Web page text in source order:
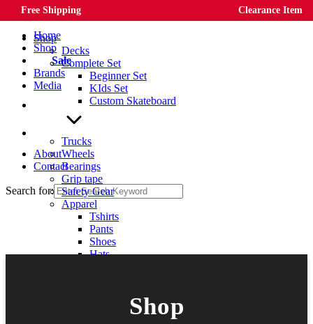
Skip to content
Free Shipping Clearance Item
Shop
Decks
Complete Set
Beginner Set
KIds Set
Custom Skateboard
Trucks
Wheels
Bearings
Grip tape
Safety Gear
Apparel
Tshirts
Pants
Shoes
Hats
Hardware & Tools
Home
Shop
Sale
Brands
Media
About
Contact
Search for:
Shop